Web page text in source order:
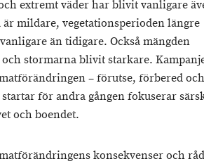
extremt väder har blivit vanligare
mildare, vegetationsperioden längre
än tidigare. Också mängden
stormarna blivit starkare.
– förutse, förbered och
startar för andra gången fokuserar
och boendet.
konsekvenser och råd